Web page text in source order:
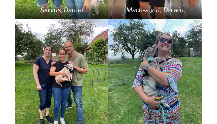
Servus, Dante! Mach-s gut, Darwin.